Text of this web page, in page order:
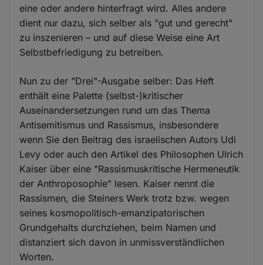
eine oder andere hinterfragt wird. Alles andere
dient nur dazu, sich selber als "gut und gerecht"
zu inszenieren – und auf diese Weise eine Art
Selbstbefriedigung zu betreiben.
Nun zu der "Drei"-Ausgabe selber: Das Heft
enthält eine Palette (selbst-)kritischer
Auseinandersetzungen rund um das Thema
Antisemitismus und Rassismus, insbesondere
wenn Sie den Beitrag des israelischen Autors Udi
Levy oder auch den Artikel des Philosophen Ulrich
Kaiser über eine "Rassismuskritische Hermeneutik
der Anthroposophie" lesen. Kaiser nennt die
Rassismen, die Steiners Werk trotz bzw. wegen
seines kosmopolitisch-emanzipatorischen
Grundgehalts durchziehen, beim Namen und
distanziert sich davon in unmissverständlichen
Worten.